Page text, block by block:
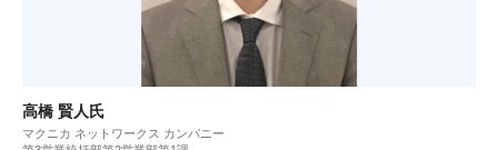
高橋 賢人氏
マクニカ ネットワークス カンパニー